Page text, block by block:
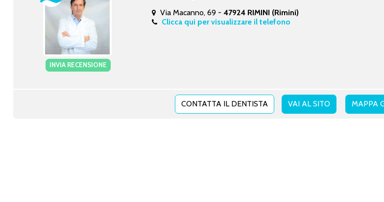
INVIA RECENSIONE
Via Macanno, 69 -47924 RIMINI (Rimini)
Clicca qui per visualizzare il telefono
MAPPA
CONTATTA IL DENTISTA VAI AL SITO